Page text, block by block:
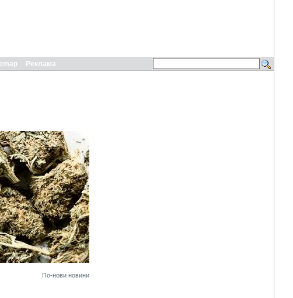
Реклама
По-нови новини